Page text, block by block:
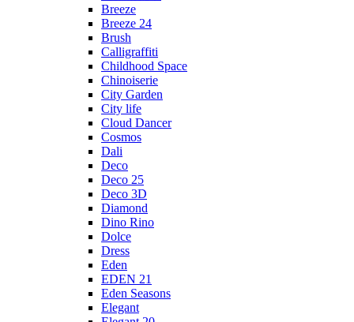
Breeze
Breeze 24
Brush
Calligraffiti
Childhood Space
Chinoiserie
City Garden
City life
Cloud Dancer
Cosmos
Dali
Deco
Deco 25
Deco 3D
Diamond
Dino Rino
Dolce
Dress
Eden
EDEN 21
Eden Seasons
Elegant